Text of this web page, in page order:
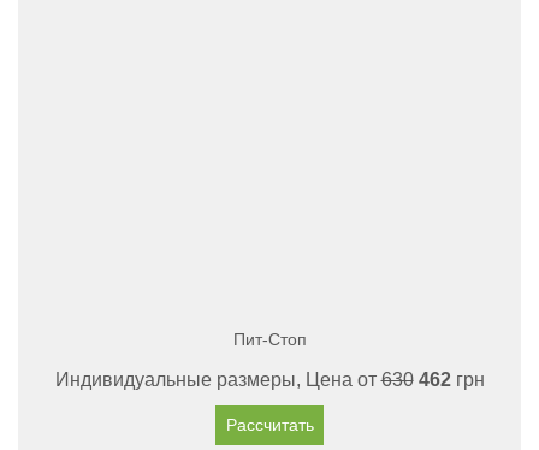
Пит-Стоп
Индивидуальные размеры, Цена от630 462грн
Рассчитать